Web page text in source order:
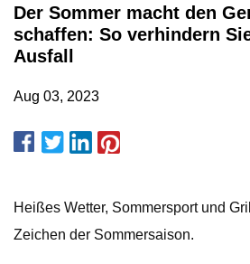
Der Sommer macht den
schaffen: So verhindern
Ausfall
Aug 03, 2023
Heißes Wetter, Sommersport und
Zeichen der Sommersaison.